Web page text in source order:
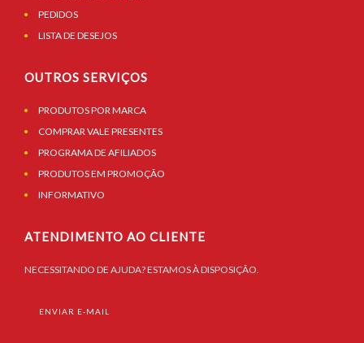
PEDIDOS
LISTA DE DESEJOS
OUTROS SERVIÇOS
PRODUTOS POR MARCA
COMPRAR VALE PRESENTES
PROGRAMA DE AFILIADOS
PRODUTOS EM PROMOÇÃO
INFORMATIVO
ATENDIMENTO AO CLIENTE
NECESSITANDO DE AJUDA? ESTAMOS À DISPOSIÇÃO.
ENVIAR E-MAIL